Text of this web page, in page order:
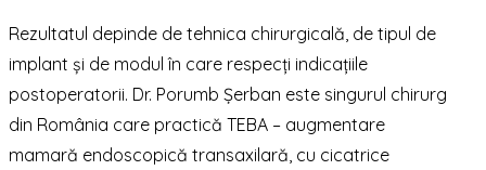
Rezultatul depinde de tehnica chirurgicală, de tipul de
implant și de modul în care respecți indicațiile
postoperatorii. Dr. Porumb Șerban este singurul chirurg
din România care practică TEBA – augmentare
mamară endoscopică transaxilară, cu cicatrice